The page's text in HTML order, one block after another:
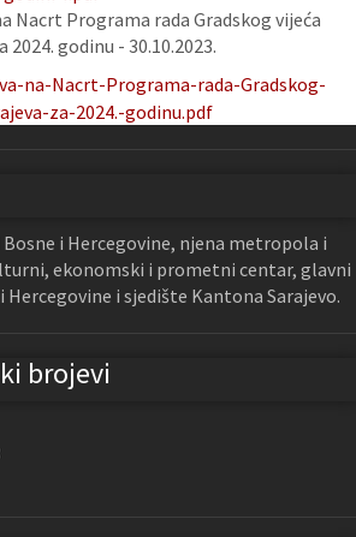
Nacrt Programa rada Gradskog vijeća
2024. godinu - 30.10.2023.
na-Nacrt-Programa-rada-Gradskog-
za-2024.-godinu.pdf
i Hercegovine, njena metropola i
ekonomski i prometni centar, glavni
Hercegovine i sjedište Kantona Sarajevo.
brojevi